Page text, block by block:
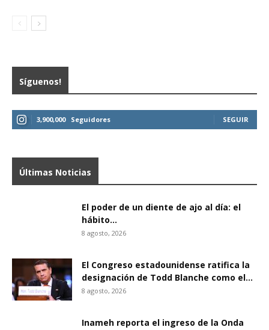
Síguenos!
3,900,000 Seguidores SEGUIR
Últimas Noticias
El poder de un diente de ajo al día: el
hábito...
8 agosto, 2026
El Congreso estadounidense ratifica la
designación de Todd Blanche como el...
8 agosto, 2026
Inameh reporta el ingreso de la Onda